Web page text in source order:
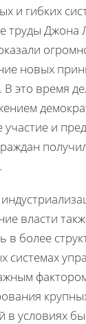
и гибких
труды Джона
новых
В это время
участие и
власти
в более
системах
в условиях